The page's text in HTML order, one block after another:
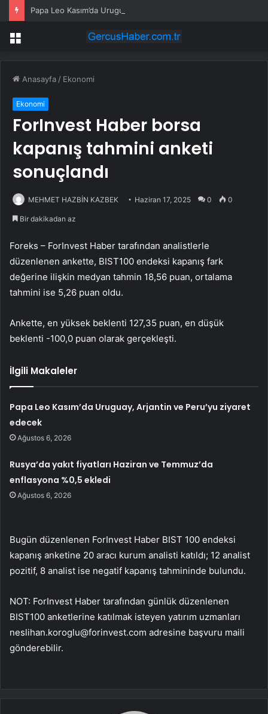
Menü
Anasayfa / Ekonomi
Ekonomi
ForInvest Haber borsa
kapanış tahmini anketi
sonuçlandı
MEHMET HAZBİN KAZBEK Haziran 17, 2025 0 0
Bir dakikadan az
Foreks – ForInvest Haber tarafından analistlerle
düzenlenen ankette, BIST100 endeksi kapanış fark
değerine ilişkin medyan tahmin 18,56 puan, ortalama
tahmini ise 5,26 puan oldu.
Ankette, en yüksek beklenti 127,35 puan, en düşük
beklenti -100,0 puan olarak gerçekleşti.
İlgili Makaleler
Papa Leo Kasım’da Uruguay, Arjantin ve Peru’yu ziyaret
edecek
Ağustos 6, 2026
Rusya’da yakıt fiyatları Haziran ve Temmuz’da
enflasyona %0,5 ekledi
Ağustos 6, 2026
Bugün düzenlenen ForInvest Haber BIST 100 endeksi
kapanış anketine 20 aracı kurum analisti katıldı; 12 analist
pozitif, 8 analist ise negatif kapanış tahmininde bulundu.
NOT: ForInvest Haber tarafından günlük düzenlenen
BIST100 anketlerine katılmak isteyen yatırım uzmanları
neslihan.koroglu@forinvest.com adresine başvuru maili
gönderebilir.